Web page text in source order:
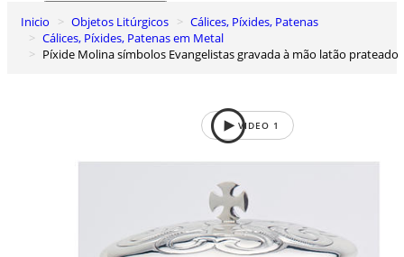
0
Carrinho de Compras
Inicio Objetos Litúrgicos
Cálices, Píxides, Patenas
Cálices, Píxides, Patenas em Metal
Píxide Molina símbolos Evangelistas gravada à mão latão prateado
VIDEO 1